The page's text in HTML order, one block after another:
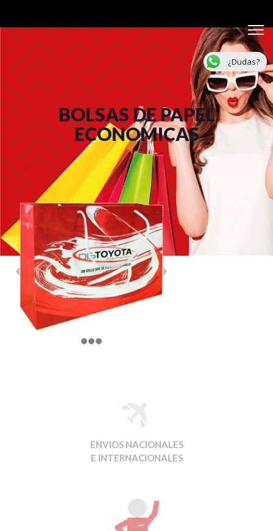
BOLSAS DE PAPEL
ECONOMICAS
ENVIOS NACIONALES
E INTERNACIONALES
¿Dudas?